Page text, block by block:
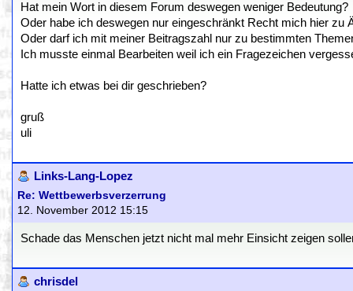
Hat mein Wort in diesem Forum deswegen weniger Bedeutung?
Oder habe ich deswegen nur eingeschränkt Recht mich hier zu
Oder darf ich mit meiner Beitragszahl nur zu bestimmten
Ich musste einmal Bearbeiten weil ich ein Fragezeichen
Hatte ich etwas bei dir geschrieben?
gruß
uli
Links-Lang-Lopez
Re: Wettbewerbsverzerrung
12. November 2012 15:15
Schade das Menschen jetzt nicht mal mehr Einsicht zeigen
chrisdel